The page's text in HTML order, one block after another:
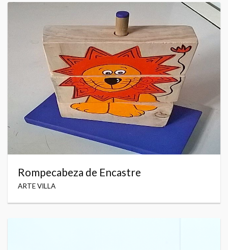
Rompecabeza de Encastre
ARTE VILLA